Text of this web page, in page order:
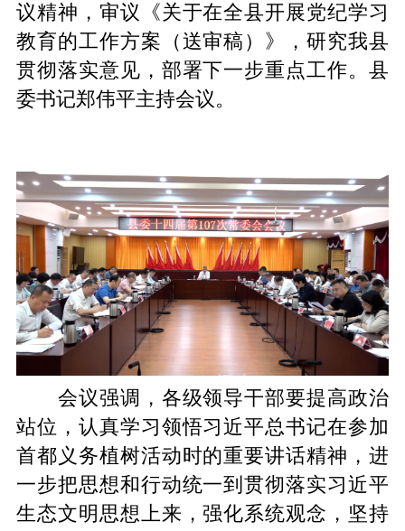
议精神，审议《关于在全县开展党纪学习
教育的工作方案（送审稿）》，研究我县
贯彻落实意见，部署下一步重点工作。县
委书记郑伟平主持会议。
会议强调，各级领导干部要提高政治
站位，认真学习领悟习近平总书记在参加
首都义务植树活动时的重要讲话精神，进
一步把思想和行动统一到贯彻落实习近平
生态文明思想上来，强化系统观念，坚持